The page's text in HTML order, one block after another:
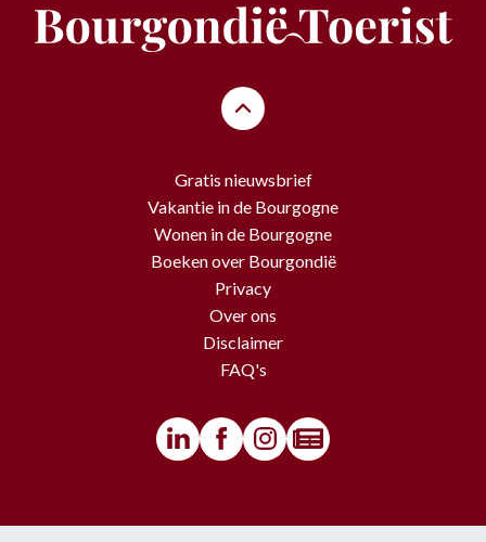
Gratis nieuwsbrief
Vakantie in de Bourgogne
Wonen in de Bourgogne
Boeken over Bourgondië
Privacy
Over ons
Disclaimer
FAQ's